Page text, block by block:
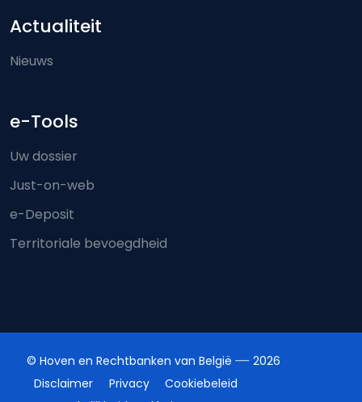
Actualiteit
Nieuws
e-Tools
Uw dossier
Just-on-web
e-Deposit
Territoriale bevoegdheid
© Hoven en Rechtbanken van België
2026
Disclaimer
Privacy
Cookiebeleid